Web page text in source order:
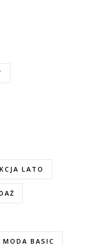
LATO
MODA BASIC